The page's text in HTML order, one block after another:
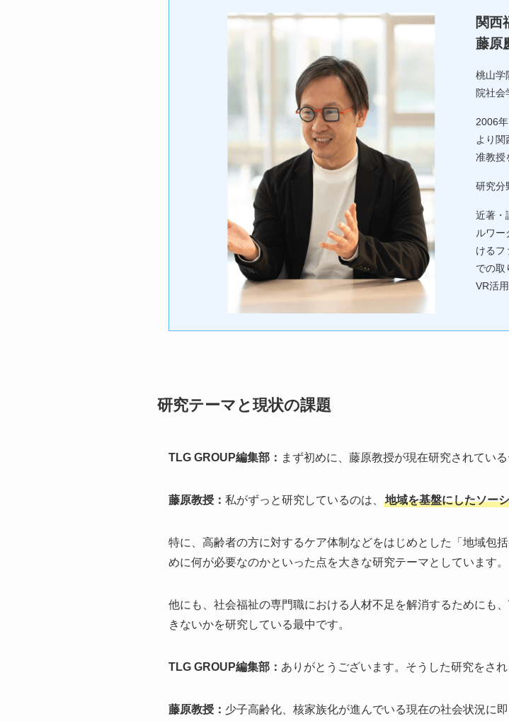
関西
藤原
桃山学
院社会
2006
より関
准教授
研究分
近著・
ルワ
けるフ
での取
VR活
研究テーマと現状の課題
TLG GROUP編集部： まず初めに、藤原教授が現在研究されてい
藤原教授： 私がずっと研究しているのは、 地域を基盤にしたソー
特に、高齢者の方に対するケア体制などをはじめとした「地域包
めに何が必要なのかといった点を大きな研究テーマとしています。
他にも、社会福祉の専門職における人材不足を解消するためにも
きないかを研究している最中です。
TLG GROUP編集部： ありがとうございます。そうした研究をさ
藤原教授： 少子高齢化、核家族化が進んでいる現在の社会状況に